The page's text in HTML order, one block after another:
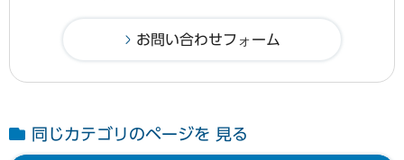
同じカテゴリのページを 見る